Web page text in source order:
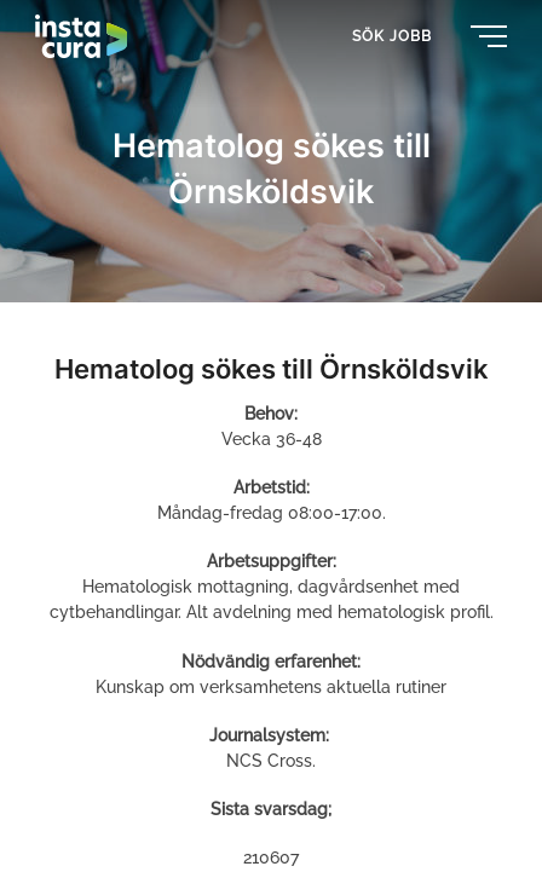
SÖK JOBB
Hematolog sökes till
Örnsköldsvik
Hematolog sökes till Örnsköldsvik
Behov:
Vecka 36-48
Arbetstid:
Måndag-fredag 08:00-17:00.
Arbetsuppgifter:
Hematologisk mottagning, dagvårdsenhet med
cytbehandlingar. Alt avdelning med hematologisk profil.
Nödvändig erfarenhet:
Kunskap om verksamhetens aktuella rutiner
Journalsystem:
NCS Cross.
Sista svarsdag;
210607